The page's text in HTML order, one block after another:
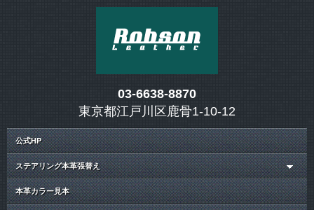
03-6638-8870
東京都江戸川区鹿骨1-10-12
公式HP
ステアリング本革張替え
本革カラー見本